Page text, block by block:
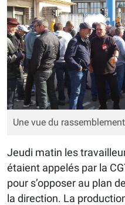
Une vue du
Jeudi matin les
étaient appelés par la
pour s’opposer au plan
la direction. La